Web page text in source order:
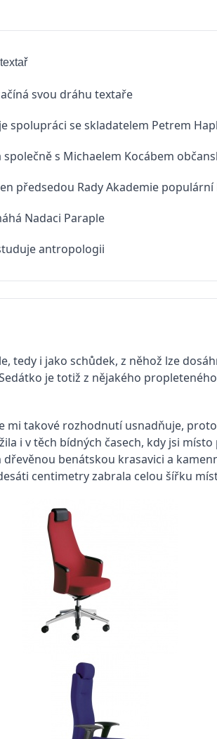
svou dráhu textaře
spolupráci se skladatelem Petrem
společně s Michaelem Kocábem
předsedou Rady Akademie
Nadaci Paraple
antropologii
tedy i jako schůdek, z něhož lze
je totiž z nějakého
takové rozhodnutí usnadňuje,
i v těch bídných časech, kdy jsi
benátskou krasavici a
centimetry zabrala celou šířku